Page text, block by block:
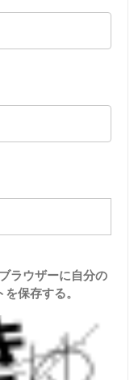
ラウザーに自分の
保存する。